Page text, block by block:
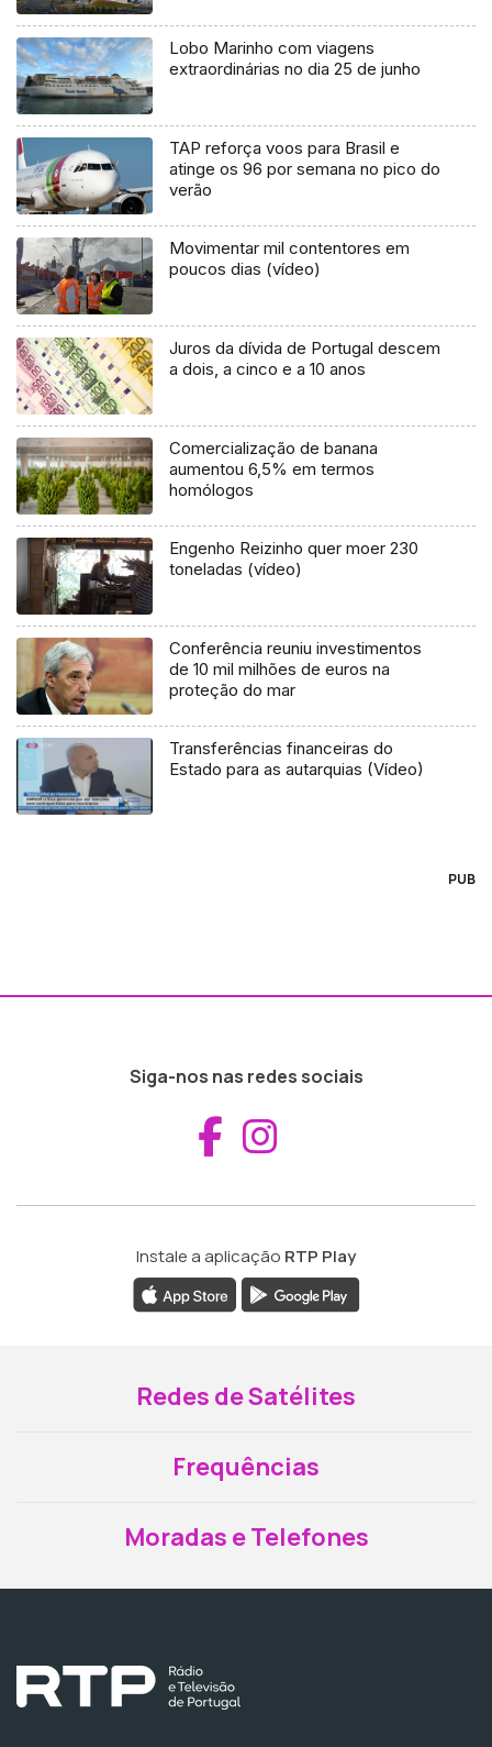
Lobo Marinho com viagens
extraordinárias no dia 25 de junho
TAP reforça voos para Brasil e
atinge os 96 por semana no pico do
verão
Movimentar mil contentores em
poucos dias (vídeo)
Juros da dívida de Portugal descem
a dois, a cinco e a 10 anos
Comercialização de banana
aumentou 6,5% em termos
homólogos
Engenho Reizinho quer moer 230
toneladas (vídeo)
Conferência reuniu investimentos
de 10 mil milhões de euros na
proteção do mar
Transferências financeiras do
Estado para as autarquias (Vídeo)
PUB
Siga-nos nas redes sociais
Aceder ao
Instale a aplicação RTP Play
Redes de Satélites
Frequências
Moradas e Telefones